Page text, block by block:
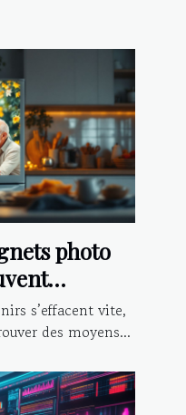
photo
s’effacent vite,
des moyens...